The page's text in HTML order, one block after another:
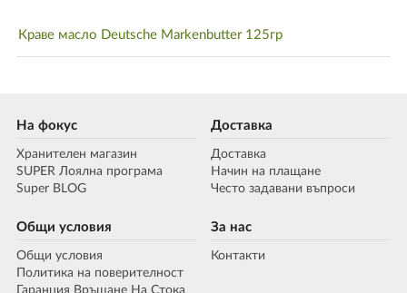
Краве масло Deutsche Markenbutter 125гр
На фокус
Хранителен магазин
SUPER Лоялна програма
Super BLOG
Доставка
Доставка
Начин на плащане
Често задавани въпроси
Общи условия
Общи условия
Политика на поверителност
Гаранция Връщане На Стока
За нас
Контакти